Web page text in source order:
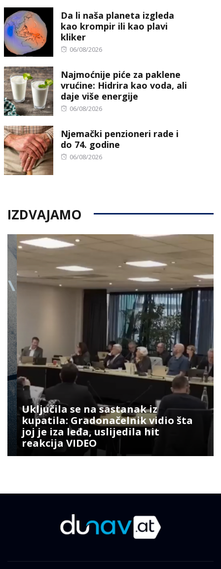
Da li naša planeta izgleda
kao krompir ili kao plavi
kliker
Posted
06/08/2026
Najmoćnije piće za paklene
vrućine: Hidrira kao voda, ali
daje više energije
Posted
06/08/2026
Njemački penzioneri rade i
do 74. godine
Posted
06/08/2026
IZDVAJAMO
Uključila se na sastanak iz
kupatila: Gradonačelnik vidio šta
joj je iza leđa, uslijedila hit
reakcija VIDEO